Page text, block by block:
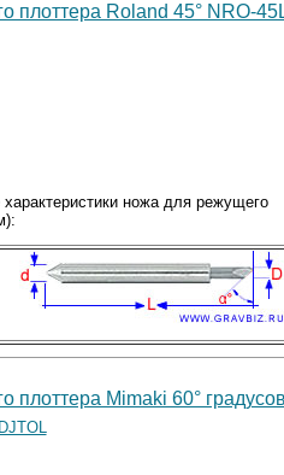
плоттера Roland 45° NRO-
характеристики ножа для режущего
Mimaki 60°
DJTOL